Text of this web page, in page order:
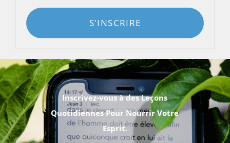
S'INSCRIRE
Inscrivez-vous à des Leçons
Quotidiennes Pour Nourrir Votre
Esprit.